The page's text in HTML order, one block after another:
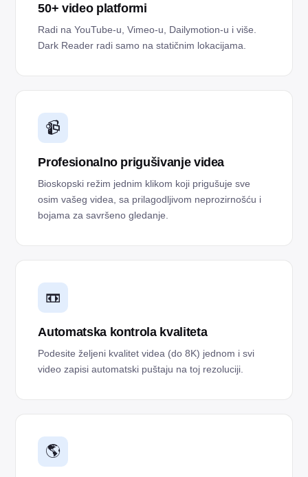
50+ video platformi
Radi na YouTube-u, Vimeo-u, Dailymotion-u i više.
Dark Reader radi samo na statičnim lokacijama.
📹
Profesionalno prigušivanje videa
Bioskopski režim jednim klikom koji prigušuje sve
osim vašeg videa, sa prilagodljivom neprozirnošću i
bojama za savršeno gledanje.
📼
Automatska kontrola kvaliteta
Podesite željeni kvalitet videa (do 8K) jednom i svi
video zapisi automatski puštaju na toj rezoluciji.
🌎